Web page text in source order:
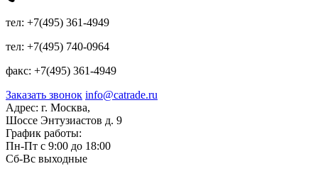
тел: +7(495) 361-4949
тел: +7(495) 740-0964
факс: +7(495) 361-4949
Заказать звонок info@catrade.ru
Адрес: г. Москва,
Шоссе Энтузиастов д. 9
График работы:
Пн-Пт с 9:00 до 18:00
Сб-Вс выходные